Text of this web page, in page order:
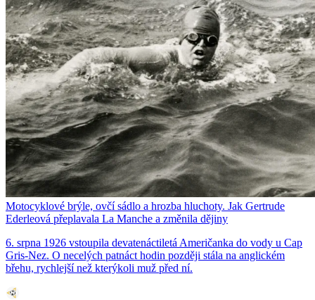
Motocyklové brýle, ovčí sádlo a hrozba hluchoty. Jak Gertrude
Ederleová přeplavala La Manche a změnila dějiny
6. srpna 1926 vstoupila devatenáctiletá Američanka do vody u Cap
Gris-Nez. O necelých patnáct hodin později stála na anglickém
břehu, rychlejší než kterýkoli muž před ní.